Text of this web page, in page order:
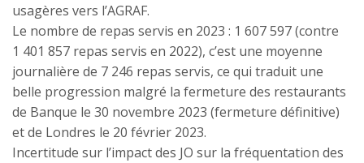
usagères vers l’AGRAF.
Le nombre de repas servis en 2023 : 1 607 597 (contre
1 401 857 repas servis en 2022), c’est une moyenne
journalière de 7 246 repas servis, ce qui traduit une
belle progression malgré la fermeture des restaurants
de Banque le 30 novembre 2023 (fermeture définitive)
et de Londres le 20 février 2023.
Incertitude sur l’impact des JO sur la fréquentation des